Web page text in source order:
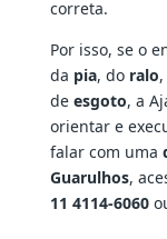
correta.
Por isso, se o
da pia, do ralo
de esgoto, a
orientar e
falar com uma
Guarulhos,
11 4114-6060